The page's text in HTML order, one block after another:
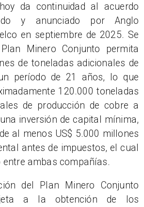
da continuidad al acuerdo
y anunciado por Anglo
en septiembre de 2025. Se
Minero Conjunto permita
de toneladas adicionales de
período de 21 años, lo que
120.000 toneladas
de producción de cobre a
inversión de capital mínima,
al menos US$ 5.000 millones
antes de impuestos, el cual
ambas compañías.
del Plan Minero Conjunto
a la obtención de los